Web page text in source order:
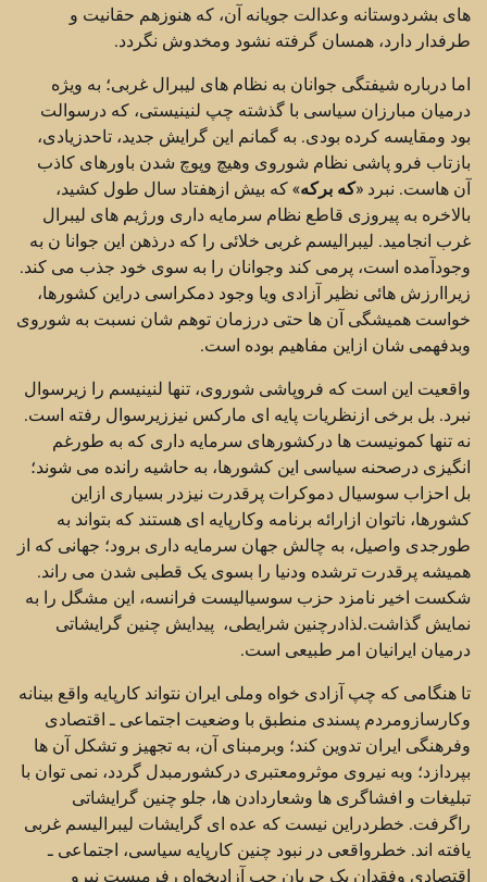
های بشردوستانه وعدالت جویانه آن، که هنوزهم حقانیت و
طرفدار دارد، همسان گرفته نشود ومخدوش نگردد.
اما درباره شیفتگی جوانان به نظام های لیبرال غربی؛ به ویژه
درمیان مبارزان سیاسی با گذشته چپ لنینیستی، که درسوالت
بود ومقایسه کرده بودی. به گمانم این گرایش جدید، تاحدزیادی،
بازتاب فرو پاشی نظام شوروی وهیچ وپوچ شدن باورهای کاذب
آن هاست. نبرد «که برکه» که بیش ازهفتاد سال طول کشید،
بالاخره به پیروزی قاطع نظام سرمایه داری ورژیم های لیبرال
غرب انجامید. لیبرالیسم غربی خلائی را که درذهن این جوانا ن به
وجودآمده است، پرمی کند وجوانان را به سوی خود جذب می کند.
زیراارزش هائی نظیر آزادی ویا وجود دمکراسی دراین کشورها،
خواست همیشگی آن ها حتی درزمان توهم شان نسبت به شوروی
وبدفهمی شان ازاین مفاهیم بوده است.
واقعیت این است که فروپاشی شوروی، تنها لنینیسم را زیرسوال
نبرد. بل برخی ازنظریات پایه ای مارکس نیززیرسوال رفته است.
نه تنها کمونیست ها درکشورهای سرمایه داری که به طورغم
انگیزی درصحنه سیاسی این کشورها، به حاشیه رانده می شوند؛
بل احزاب سوسیال دموکرات پرقدرت نیزدر بسیاری ازاین
کشورها، ناتوان ازارائه برنامه وکارپایه ای هستند که بتواند به
طورجدی واصیل، به چالش جهان سرمایه داری برود؛ جهانی که از
همیشه پرقدرت ترشده ودنیا را بسوی یک قطبی شدن می راند.
شکست اخیر نامزد حزب سوسیالیست فرانسه، این مشگل را به
نمایش گذاشت.لذادرچنین شرایطی، پیدایش چنین گرایشاتی
درمیان ایرانیان امر طبیعی است.
تا هنگامی که چپ آزادی خواه وملی ایران نتواند کارپایه واقع بینانه
وکارسازومردم پسندی منطبق با وضعیت اجتماعی ـ اقتصادی
وفرهنگی ایران تدوین کند؛ وبرمبنای آن، به تجهیز و تشکل آن ها
بپردازد؛ وبه نیروی موثرومعتبری درکشورمبدل گردد، نمی توان با
تبلیغات و افشاگری ها وشعاردادن ها، جلو چنین گرایشاتی
راگرفت. خطردراین نیست که عده ای گرایشات لیبرالیسم غربی
یافته اند. خطرواقعی در نبود چنین کارپایه سیاسی، اجتماعی ـ
اقتصادی وفقدان یک جریان چپ آزادیخواه رفرمیست نیرو